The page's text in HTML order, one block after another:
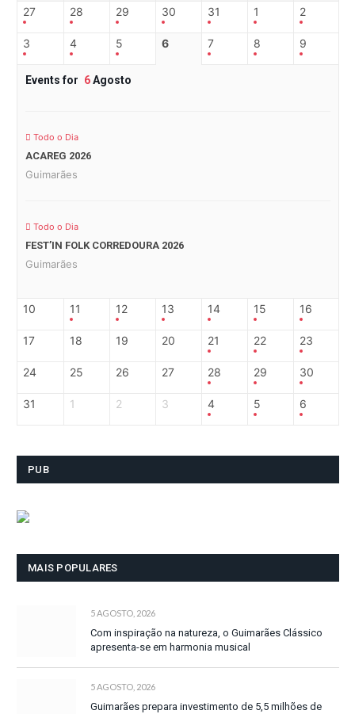
27 28 29 30 31 1 2
3 4 5 6 7 8 9
Events for 6Agosto
Todo o Dia
ACAREG 2026
Guimarães
Todo o Dia
FEST’IN FOLK CORREDOURA 2026
Guimarães
10 11 12 13 14 15 16
17 18 19 20 21 22 23
24 25 26 27 28 29 30
31 1 2 3 4 5 6
PUB
MAIS POPULARES
5 AGOSTO, 2026
Com inspiração na natureza, o Guimarães Clássico
apresenta-se em harmonia musical
5 AGOSTO, 2026
Guimarães prepara investimento de 5,5 milhões de